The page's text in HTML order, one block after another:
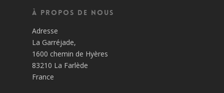
À propos de nous
Adresse
La Garréjade,
1600 chemin de Hyères
83210 La Farlède
France